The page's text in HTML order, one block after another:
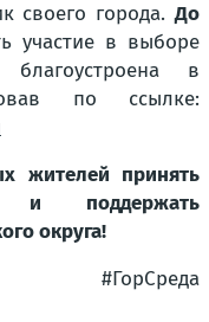
своего города.До
участие в выборе
в
по ссылке:
жителей принять
и поддержать
округа!
#ГорСреда